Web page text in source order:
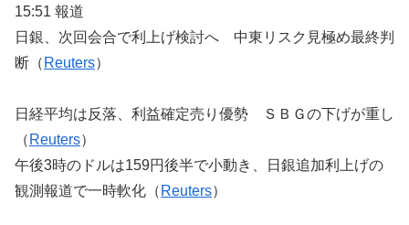
15:51 報道
日銀、次回会合で利上げ検討へ 中東リスク見極め最終判
断（ Reuters）
日経平均は反落、利益確定売り優勢 ＳＢＧの下げが重し
（ Reuters）
午後3時のドルは159円後半で小動き、日銀追加利上げの
観測報道で一時軟化（ Reuters）